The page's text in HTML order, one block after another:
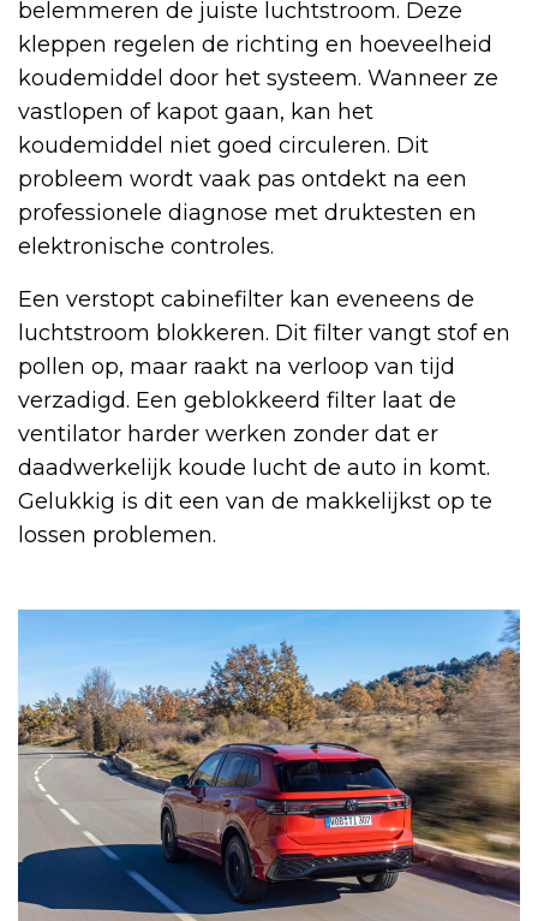
belemmeren de juiste luchtstroom. Deze
kleppen regelen de richting en hoeveelheid
koudemiddel door het systeem. Wanneer ze
vastlopen of kapot gaan, kan het
koudemiddel niet goed circuleren. Dit
probleem wordt vaak pas ontdekt na een
professionele diagnose met druktesten en
elektronische controles.
Een verstopt cabinefilter kan eveneens de
luchtstroom blokkeren. Dit filter vangt stof en
pollen op, maar raakt na verloop van tijd
verzadigd. Een geblokkeerd filter laat de
ventilator harder werken zonder dat er
daadwerkelijk koude lucht de auto in komt.
Gelukkig is dit een van de makkelijkst op te
lossen problemen.